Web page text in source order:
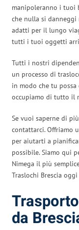
manipoleranno i tuoi
che nulla si
adatti per il lungo
tutti i tuoi oggetti
Tutti i nostri
un processo di
in modo che tu
occupiamo di tutto il
Se vuoi saperne di
contattarci. Offriamo
per aiutarti a
possibile. Siamo qui
Nimega il più
Traslochi Brescia
da